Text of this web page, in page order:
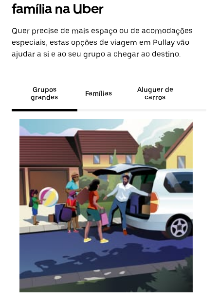
família na Uber
Quer precise de mais espaço ou de acomodações
especiais, estas opções de viagem em Pullay vão
ajudar a si e ao seu grupo a chegar ao destino.
Grupos
grandes
Famílias
Aluguer de
carros